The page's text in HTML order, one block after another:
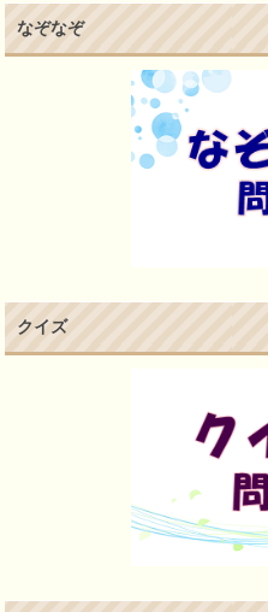
なぞなぞ
クイズ